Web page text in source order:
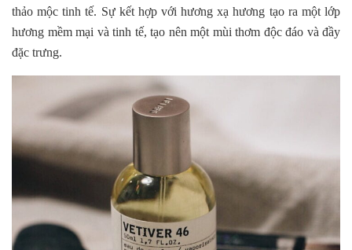
thảo mộc tinh tế. Sự kết hợp với hương xạ hương tạo ra một lớp
hương mềm mại và tinh tế, tạo nên một mùi thơm độc đáo và đầy
đặc trưng.